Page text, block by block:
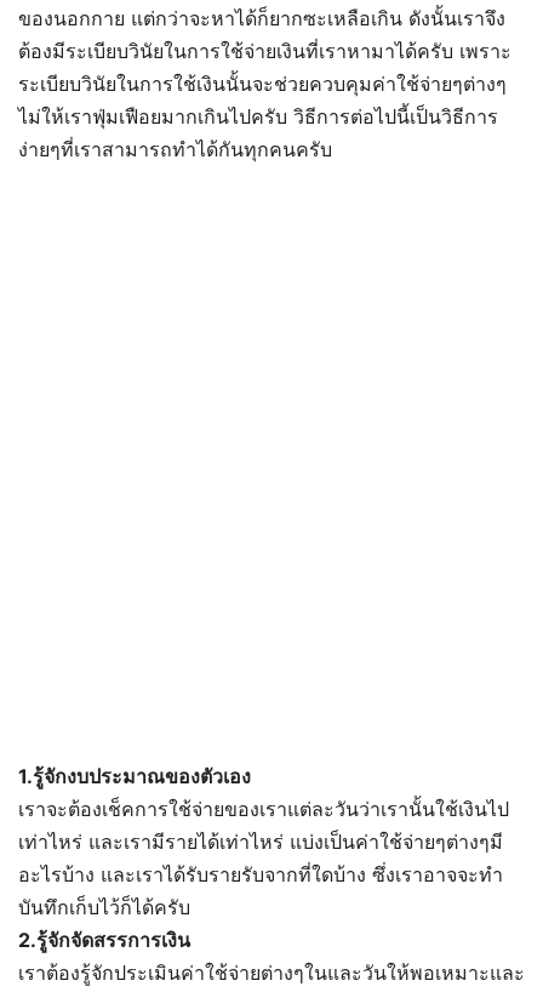
ของนอกกาย แต่กว่าจะหาได้ก็ยากซะเหลือเกิน ดังนั้นเราจึง
ต้องมีระเบียบวินัยในการใช้จ่ายเงินที่เราหามาได้ครับ เพราะ
ระเบียบวินัยในการใช้เงินนั้นจะช่วยควบคุมค่าใช้จ่ายๆต่างๆ
ไม่ให้เราฟุ่มเฟือยมากเกินไปครับ วิธีการต่อไปนี้เป็นวิธีการ
ง่ายๆที่เราสามารถทำได้กันทุกคนครับ
1.รู้จักงบประมาณของตัวเอง
เราจะต้องเช็คการใช้จ่ายของเราแต่ละวันว่าเรานั้นใช้เงินไป
เท่าไหร่ และเรามีรายได้เท่าไหร่ แบ่งเป็นค่าใช้จ่ายๆต่างๆมี
อะไรบ้าง และเราได้รับรายรับจากที่ใดบ้าง ซึ่งเราอาจจะทำ
บันทึกเก็บไว้ก็ได้ครับ
2.รู้จักจัดสรรการเงิน
เราต้องรู้จักประเมินค่าใช้จ่ายต่างๆในและวันให้พอเหมาะและ